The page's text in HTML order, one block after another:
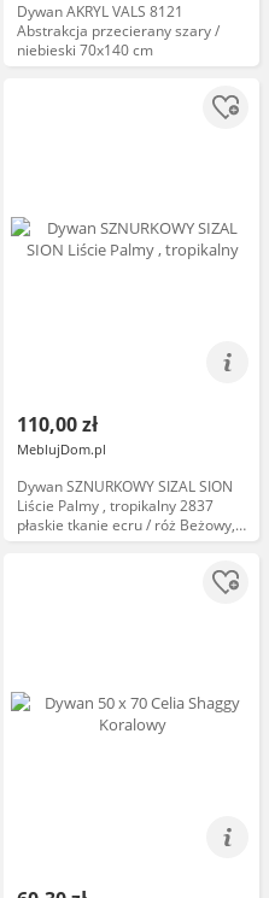
Dywan AKRYL VALS 8121
Abstrakcja przecierany szary /
niebieski 70x140 cm
110,00 zł
MeblujDom.pl
Dywan SZNURKOWY SIZAL SION
Liście Palmy , tropikalny 2837
płaskie tkanie ecru / róż Beżowy,
70x200